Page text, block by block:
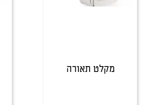
מקלט תאורה